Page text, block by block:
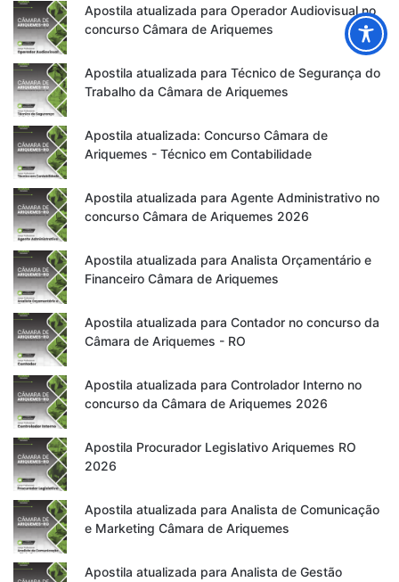
Apostila atualizada para Operador Audiovisual no
concurso Câmara de Ariquemes
Apostila atualizada para Técnico de Segurança do
Trabalho da Câmara de Ariquemes
Apostila atualizada: Concurso Câmara de
Ariquemes - Técnico em Contabilidade
Apostila atualizada para Agente Administrativo no
concurso Câmara de Ariquemes 2026
Apostila atualizada para Analista Orçamentário e
Financeiro Câmara de Ariquemes
Apostila atualizada para Contador no concurso da
Câmara de Ariquemes - RO
Apostila atualizada para Controlador Interno no
concurso da Câmara de Ariquemes 2026
Apostila Procurador Legislativo Ariquemes RO
2026
Apostila atualizada para Analista de Comunicação
e Marketing Câmara de Ariquemes
Apostila atualizada para Analista de Gestão